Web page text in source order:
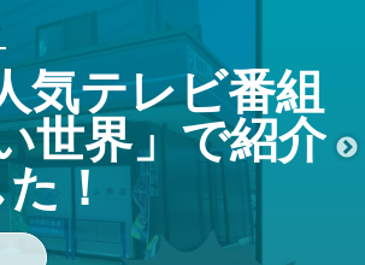
気テレビ番組
世界」で紹介
！